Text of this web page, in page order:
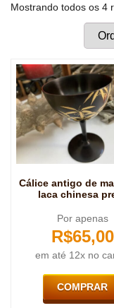
Mostrando todos os 4
Cálice antigo de
laca chinesa
Por apenas
R$65,00
em até 12x no
COMPRAR